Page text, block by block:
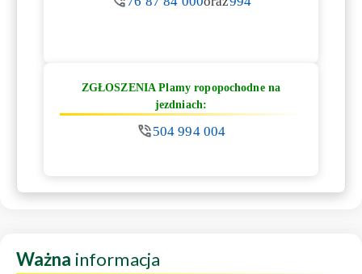
ZGŁOSZENIA Plamy ropopochodne na
jezdniach:
504 994 004
Ważna informacja